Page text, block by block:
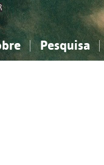
Pesquisa
sociais...
sociais...